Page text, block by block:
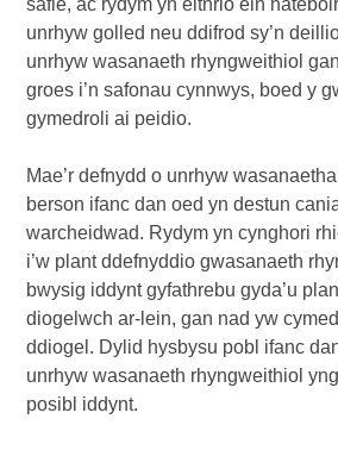
safle, ac rydym yn eithrio ein
unrhyw golled neu ddifrod sy’n
unrhyw wasanaeth rhyngweithiol
groes i’n safonau cynnwys, boed y
gymedroli ai peidio.
Mae’r defnydd o unrhyw
berson ifanc dan oed yn destun
warcheidwad. Rydym yn cynghori
i’w plant ddefnyddio gwasanaeth
bwysig iddynt gyfathrebu gyda’u
diogelwch ar-lein, gan nad yw
ddiogel. Dylid hysbysu pobl ifanc
unrhyw wasanaeth rhyngweithiol
posibl iddynt.